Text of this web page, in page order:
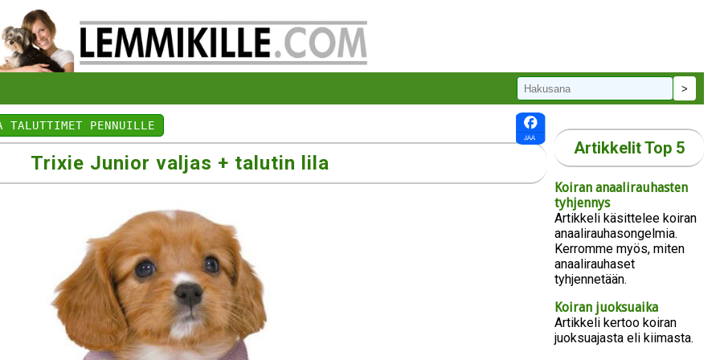
PENNUILLE
Trixie Junior valjas + talutin lila
Artikkelit Top 5
Koiran anaalirauhasten
tyhjennys
Artikkeli käsittelee koiran
anaalirauhasongelmia.
Kerromme myös, miten
anaalirauhaset
tyhjennetään.
Koiran juoksuaika
Artikkeli kertoo koiran
juoksuajasta eli kiimasta.